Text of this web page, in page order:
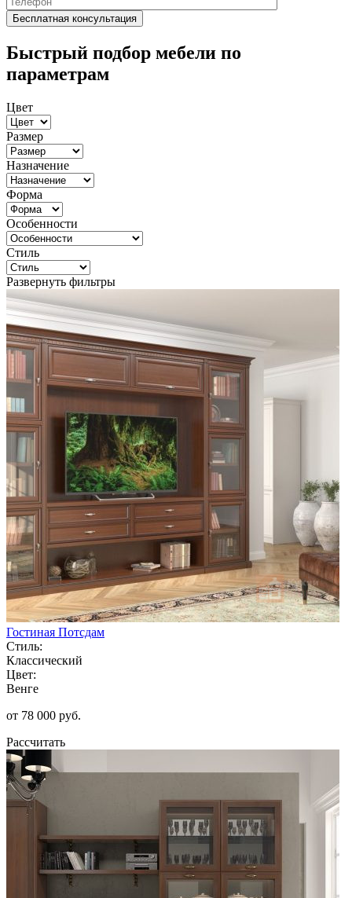
Быстрый подбор мебели по
параметрам
Цвет
Размер
Назначение
Форма
Особенности
Стиль
Развернуть фильтры
Гостиная Потсдам
Стиль:
Классический
Цвет:
Венге
от 78 000 руб.
Рассчитать